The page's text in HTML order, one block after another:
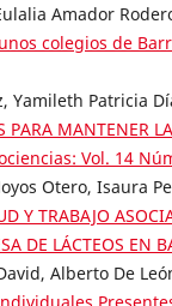
Amador
colegios de
Yamileth Patricia
PARA MANTENER
Vol. 14
Otero, Isaura
Y TRABAJO
DE LÁCTEOS EN
Alberto De